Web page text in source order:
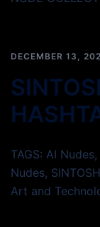
DECEMBER 13,
TAGS: AI
Nudes,
Art and